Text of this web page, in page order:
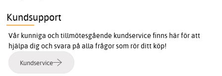
Kundsupport
Vår kunniga och tillmötesgående kundservice finns här för att
hjälpa dig och svara på alla frågor som rör ditt köp!
Kundservice